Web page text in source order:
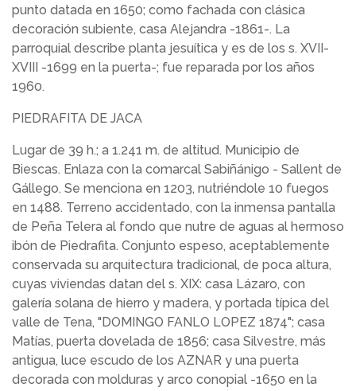
punto datada en 1650; como fachada con clásica
decoración subiente, casa Alejandra -1861-. La
parroquial describe planta jesuítica y es de los s. XVII-
XVIII -1699 en la puerta-; fue reparada por los años
1960.
PIEDRAFITA DE JACA
Lugar de 39 h.; a 1.241 m. de altitud. Municipio de
Biescas. Enlaza con la comarcal Sabiñánigo - Sallent de
Gállego. Se menciona en 1203, nutriéndole 10 fuegos
en 1488. Terreno accidentado, con la inmensa pantalla
de Peña Telera al fondo que nutre de aguas al hermoso
ibón de Piedrafita. Conjunto espeso, aceptablemente
conservada su arquitectura tradicional, de poca altura,
cuyas viviendas datan del s. XIX: casa Lázaro, con
galería solana de hierro y madera, y portada típica del
valle de Tena, "DOMINGO FANLO LOPEZ 1874"; casa
Matías, puerta dovelada de 1856; casa Silvestre, más
antigua, luce escudo de los AZNAR y una puerta
decorada con molduras y arco conopial -1650 en la